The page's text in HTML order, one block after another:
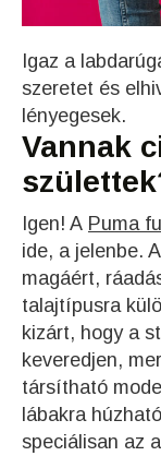
Igaz a
szeretet és
lényegesek.
Vannak
Igen! A Puma
ide, a jelenbe.
magáért,
talajtípusra
kizárt, hogy a
keveredjen,
társítható
lábakra
speciálisan az